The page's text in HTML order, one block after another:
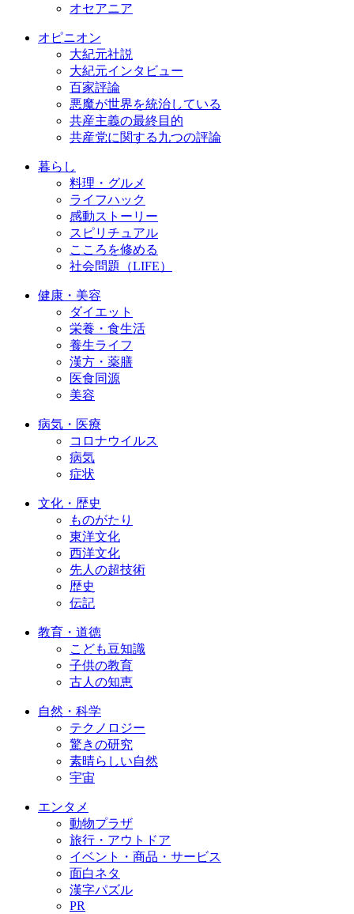
オセアニア
オピニオン
大紀元社説
大紀元インタビュー
百家評論
悪魔が世界を統治している
共産主義の最終目的
共産党に関する九つの評論
暮らし
料理・グルメ
ライフハック
感動ストーリー
スピリチュアル
こころを修める
社会問題（LIFE）
健康・美容
ダイエット
栄養・食生活
養生ライフ
漢方・薬膳
医食同源
美容
病気・医療
コロナウイルス
病気
症状
文化・歴史
ものがたり
東洋文化
西洋文化
先人の超技術
歴史
伝記
教育・道徳
こども豆知識
子供の教育
古人の知恵
自然・科学
テクノロジー
驚きの研究
素晴らしい自然
宇宙
エンタメ
動物プラザ
旅行・アウトドア
イベント・商品・サービス
面白ネタ
漢字パズル
PR